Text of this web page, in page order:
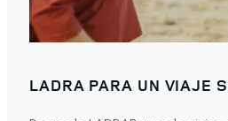
LADRA PARA UN VIAJE